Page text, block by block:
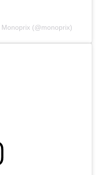
(@monoprix)